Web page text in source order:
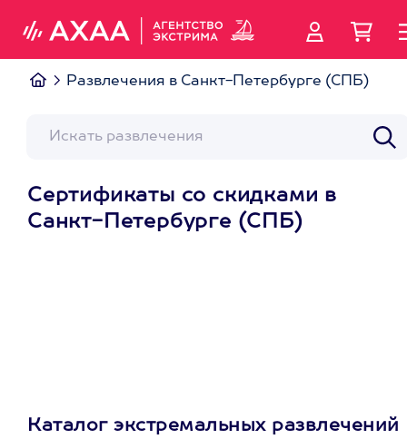
Развлечения в Санкт-Петербурге (СПБ)
Сертификаты со скидками в
Санкт-Петербурге (СПБ)
Каталог экстремальных развлечений